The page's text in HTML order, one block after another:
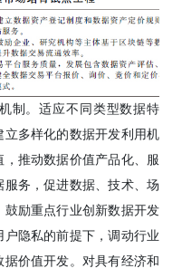
制。适应不同类型数据特
立多样化的数据开发利用机
推动数据价值产品化、服
务，促进数据、技术、场
励重点行业创新数据开发
隐私的前提下，调动行业
价值开发。对具有经济和